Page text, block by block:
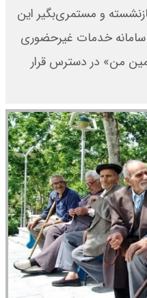
میلیون و ۲۰۰ هزار بازنشسته و مستمری‌بگیر این
سامانه خدمات غیرحضوری
من» در دسترس قرار